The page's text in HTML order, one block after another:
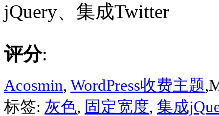
jQuery、集成Twitter
评分:
Acosmin, WordPress收费主题
标签: 灰色, 固定宽度, 集成